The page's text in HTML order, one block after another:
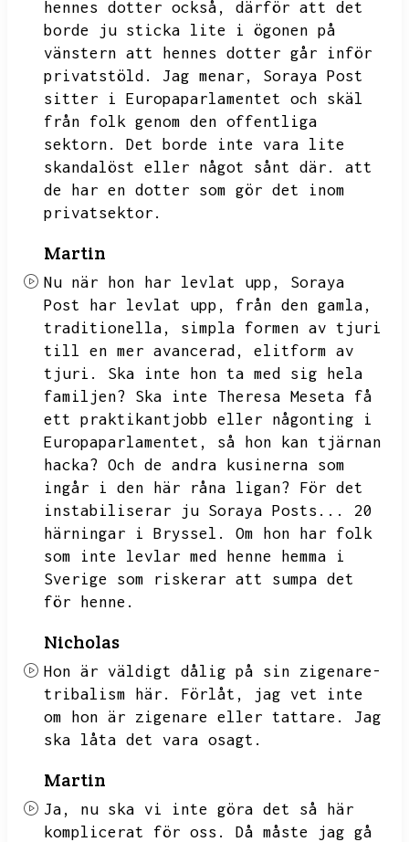
hennes dotter också,
därför att det
borde ju sticka lite i ögonen på
vänstern att hennes dotter går inför
privatstöld.
Jag menar,
Soraya Post
sitter i Europaparlamentet och skäl
från folk genom den offentliga
sektorn.
Det borde inte vara lite
skandalöst eller något sånt där.
att
de har en dotter som gör det inom
privatsektor.
Martin
Nu när hon har levlat upp,
Soraya
Post har levlat upp,
från den gamla,
traditionella,
simpla formen av tjuri
till en mer avancerad,
elitform av
tjuri.
Ska inte hon ta med sig hela
familjen?
Ska inte Theresa Meseta få
ett praktikantjobb eller någonting i
Europaparlamentet,
så hon kan tjärnan
hacka? Och de andra kusinerna som
ingår i den här råna ligan?
För det
instabiliserar ju Soraya Posts...
20
härningar i Bryssel.
Om hon har folk
som inte levlar med henne hemma i
Sverige som riskerar att sumpa det
för henne.
Nicholas
Hon är väldigt dålig på sin zigenare-
tribalism här.
Förlåt,
jag vet inte
om hon är zigenare eller tattare.
Jag
ska låta det vara osagt.
Martin
Ja,
nu ska vi inte göra det så här
komplicerat för oss.
Då måste jag gå